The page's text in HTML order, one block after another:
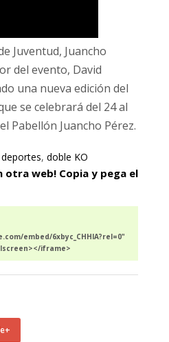
Juventud, Juancho
del evento, David
una nueva edición del
se celebrará del 24 al
Pabellón Juancho Pérez.
deportes, doble KO
otra web! Copia y pega el
embed/6xbyc_CHHIA?rel=0"
iframe>